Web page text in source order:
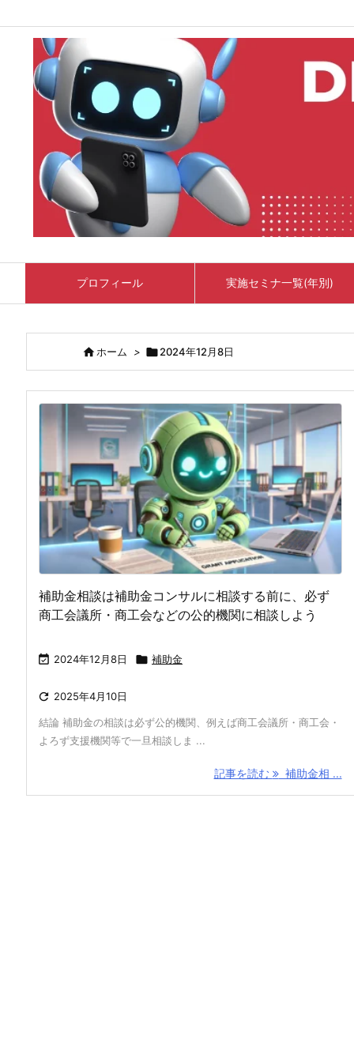
プロフィール 実施セミナ一覧(年別)
ホーム > 2024年12月8日
補助金相談は補助金コンサルに相談する前に、必ず
商工会議所・商工会などの公的機関に相談しよう
 2024年12月8日  補助金
 2025年4月10日
結論 補助金の相談は必ず公的機関、例えば商工会議所・商工会・
よろず支援機関等で一旦相談しま ...
記事を読む 補助金相 ...